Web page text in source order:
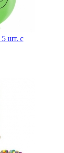
шт. с